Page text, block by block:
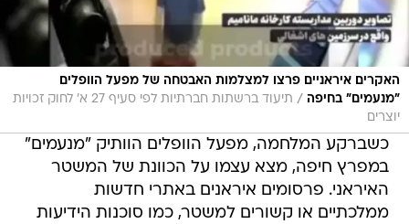
האקרים איראניים פרצו למצלמות האבטחה של מפעל הוופלים
"מנעמים" בחיפה /
תיעוד ברשתות חברתיות לפי סעיף 27 א' לחוק זכויות
יוצרים
כשברקע המלחמה, מפעל הוופלים הוותיק "מנעמים"
במפרץ חיפה, מצא עצמו על הכוונת של המשטר
האיראני. פרסומים איראנים באתרי חדשות
ממלכתיים או קשורים למשטר, כמו סוכנות הידיעות